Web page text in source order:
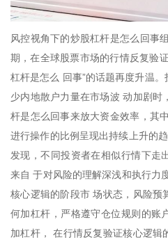
风控视角下的炒股杠杆是怎么回事
期，在全球股票市场的行情反复验
杠杆是怎么 回事”的话题再度升温
少内地散户力量在市场波 动加剧时
杆是怎么回事来放大资金效率，其
进行操作的比例呈现出持续上升的
发现，不同投资者在相似行情下走
来自 于对风险的理解深浅和执行力
核心逻辑的阶段市 场状态，风险预
何加杠杆，严格遵守仓位规则的账
加杠杆， 在行情反复验证核心逻辑